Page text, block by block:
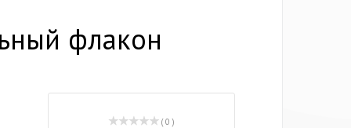
флакон
( 0 )